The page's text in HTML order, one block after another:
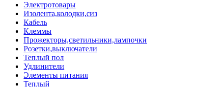
Электротовары
Изолента,колодки,сиз
Кабель
Клеммы
Прожекторы,светильники,лампочки
Розетки,выключатели
Теплый пол
Удлинители
Элементы питания
Теплый